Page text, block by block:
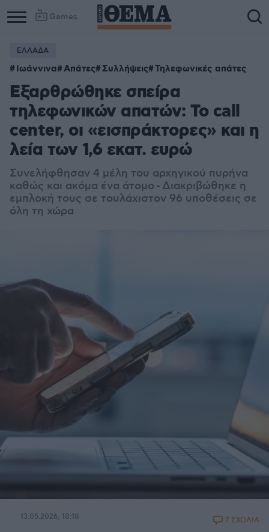
Games
ΕΛΛΑΔΑ
Ιωάννινα Απάτες Συλλήψεις Τηλεφωνικές απάτες
Εξαρθρώθηκε σπείρα
τηλεφωνικών απατών: Το call
center, οι «εισπράκτορες» και η
λεία των 1,6 εκατ. ευρώ
Συνελήφθησαν 4 μέλη του αρχηγικού πυρήνα
καθώς και ακόμα ένα άτομο - Διακριβώθηκε η
εμπλοκή τους σε τουλάχιστον 96 υποθέσεις σε
όλη τη χώρα
13.05.2026, 18:18 7 ΣΧΟΛΙΑ